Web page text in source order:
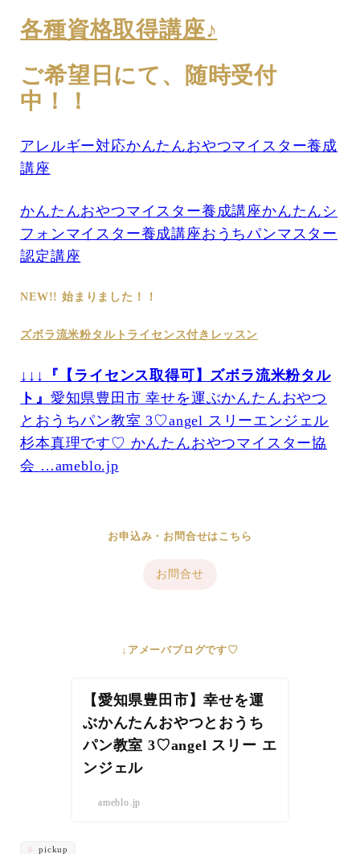
各種資格取得講座♪
ご希望日にて、随時受付
中！！
アレルギー対応かんたんおやつマイスター養成
講座
かんたんおやつマイスター養成講座かんたんシ
フォンマイスター養成講座おうちパンマスター
認定講座
NEW!! 始まりました！！
ズボラ流米粉タルトライセンス付きレッスン
↓↓↓
『【ライセンス取得可】ズボラ流米粉タル
ト』 愛知県豊田市 幸せを運ぶかんたんおやつ
とおうちパン教室 3♡angel スリーエンジェル
杉本真理です♡ かんたんおやつマイスター協
会 …ameblo.jp
お申込み・お問合せはこちら
お問合せ
↓アメーバブログです♡
【愛知県豊田市】幸せを運
ぶかんたんおやつとおうち
パン教室 3♡angel スリー エ
ンジェル
ameblo.jp
pickup